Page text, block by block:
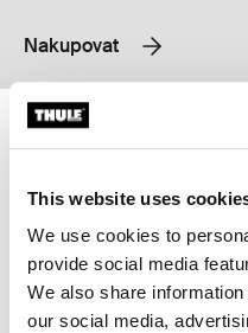
This website uses
We use cookies to
provide social media
We also share
our social media,
Nakupovat
Thule SmartClamp System for
Thule SmartClamp System for
TO 6300/6200 Pack (L2H2)
van střešní nosič základních
kolejnic Thule Omnistor
6300/6200 Pack L2H2 hliník